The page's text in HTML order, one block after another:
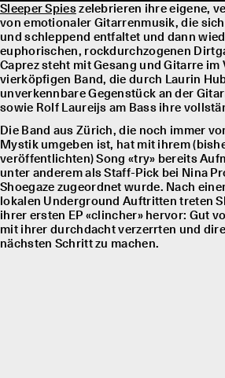
Sleeper Spieszelebrieren ihre eigene,
von emotionaler Gitarrenmusik, die
und schleppend entfaltet und dann
euphorischen, rockdurchzogenen
Caprez steht mit Gesang und Gitarre
vierköpfigen Band, die durch Laurin
unverkennbare Gegenstück an der
sowie Rolf Laureĳs am Bass ihre
Die Band aus Zürich, die noch immer
Mystik umgeben ist, hat mit ihrem
veröffentlichten) Song «try» bereits
unter anderem als Staff-Pick bei Nina
Shoegaze zugeordnet wurde. Nach
lokalen Underground Auftritten treten
ihrer ersten EP «clincher» hervor: Gut
mit ihrer durchdacht verzerrten und
nächsten Schritt zu machen.